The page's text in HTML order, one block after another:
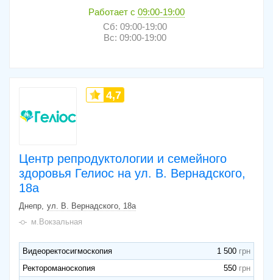
Работает с 09:00-19:00
Сб: 09:00-19:00
Вс: 09:00-19:00
Центр репродуктологии и семейного
здоровья Гелиос на ул. В. Вернадского,
18а
4,7
Днепр ул. В. Вернадского, 18a
м.Вокзальная
Видеоректосигмоскопия
1 500
Ректороманоскопия
550